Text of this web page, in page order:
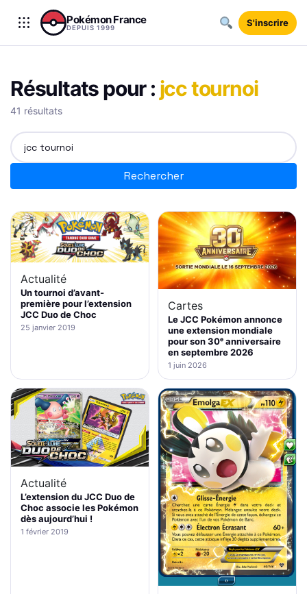
Aller au contenu
Pokémon France
DEPUIS 1999 S'inscrire
Résultats pour : jcc tournoi
41 résultats
Rechercher
Rechercher
Actualité
Un tournoi d’avant-
première pour l’extension
JCC Duo de Choc
25 janvier 2019
Cartes
Le JCC Pokémon annonce
une extension mondiale
pour son 30ᵉ anniversaire
en septembre 2026
1 juin 2026
Actualité
L’extension du JCC Duo de
Choc associe les Pokémon
dès aujourd’hui !
1 février 2019